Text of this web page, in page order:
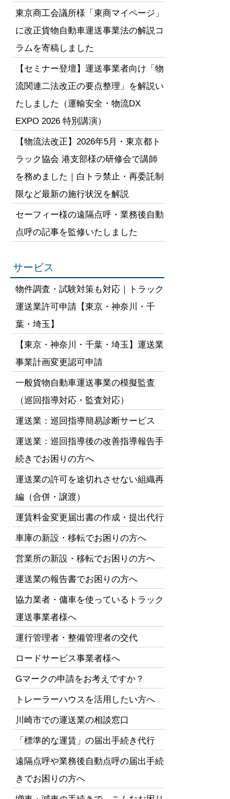
東京商工会議所様「東商マイページ」
に改正貨物自動車運送事業法の解説コ
ラムを寄稿しました
【セミナー登壇】運送事業者向け「物
流関連二法改正の要点整理」を解説い
たしました（運輸安全・物流DX
EXPO 2026 特別講演）
【物流法改正】2026年5月・東京都ト
ラック協会 港支部様の研修会で講師
を務めました｜白トラ禁止・再委託制
限など最新の施行状況を解説
セーフィー様の遠隔点呼・業務後自動
点呼の記事を監修いたしました
サービス
物件調査・試験対策も対応｜トラック
運送業許可申請【東京・神奈川・千
葉・埼玉】
【東京・神奈川・千葉・埼玉】運送業
事業計画変更認可申請
一般貨物自動車運送事業の模擬監査
（巡回指導対応・監査対応）
運送業：巡回指導簡易診断サービス
運送業：巡回指導後の改善指導報告手
続きでお困りの方へ
運送業の許可を途切れさせない組織再
編（合併・譲渡）
運賃料金変更届出書の作成・提出代行
車庫の新設・移転でお困りの方へ
営業所の新設・移転でお困りの方へ
運送業の報告書でお困りの方へ
協力業者・傭車を使っているトラック
運送事業者様へ
運行管理者・整備管理者の交代
ロードサービス事業者様へ
Gマークの申請をお考えですか？
トレーラーハウスを活用したい方へ
川崎市での運送業の相談窓口
「標準的な運賃」の届出手続き代行
遠隔点呼や業務後自動点呼の届出手続
きでお困りの方へ